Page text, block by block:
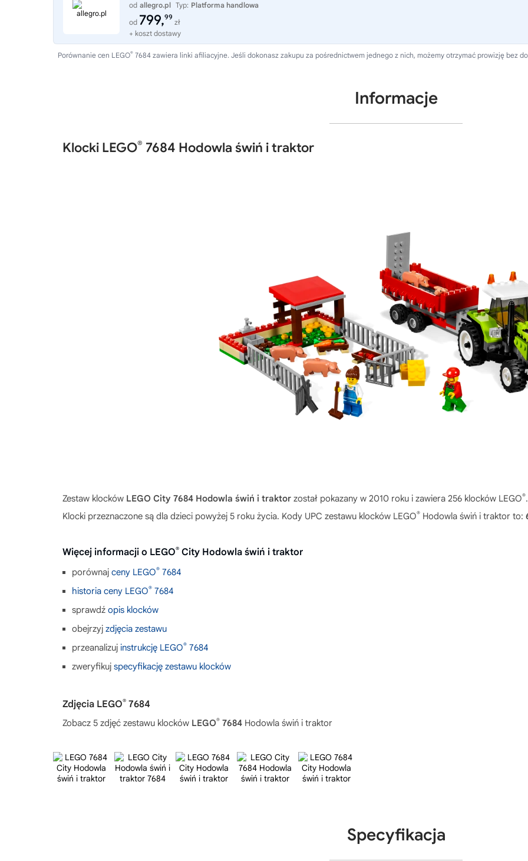
od allegro.pl Typ: Platforma handlowa
od 799,99
zł
+ koszt dostawy
Porównanie cen LEGO® 7684 zawiera linki afiliacyjne. Jeśli dokonasz zakupu za pośrednictwem jednego z nich, możemy otrzymać prowizję bez
Informacje
Klocki LEGO® 7684 Hodowla świń i traktor
Zestaw klocków LEGO City 7684 Hodowla świń i traktor został pokazany w 2010 roku i zawiera 256 klocków LEGO®
Klocki przeznaczone są dla dzieci powyżej 5 roku życia. Kody UPC zestawu klocków LEGO® Hodowla świń i traktor to:
Więcej informacji o LEGO® City Hodowla świń i traktor
porównaj ceny LEGO® 7684
historia ceny LEGO® 7684
sprawdź opis klocków
obejrzyj zdjęcia zestawu
przeanalizuj instrukcję LEGO® 7684
zweryfikuj specyfikację zestawu klocków
Zdjęcia LEGO® 7684
Zobacz 5 zdjęć zestawu klocków LEGO® 7684 Hodowla świń i traktor
Specyfikacja